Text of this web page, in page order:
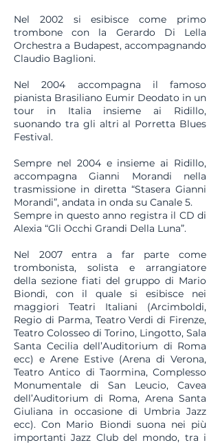
Nel 2002 si esibisce come primo
trombone con la Gerardo Di Lella
Orchestra a Budapest, accompagnando
Claudio Baglioni.
Nel 2004 accompagna il famoso
pianista Brasiliano Eumir Deodato in un
tour in Italia insieme ai Ridillo,
suonando tra gli altri al Porretta Blues
Festival.
Sempre nel 2004 e insieme ai Ridillo,
accompagna Gianni Morandi nella
trasmissione in diretta “Stasera Gianni
Morandi”, andata in onda su Canale 5.
Sempre in questo anno registra il CD di
Alexia “Gli Occhi Grandi Della Luna”.
Nel 2007 entra a far parte come
trombonista, solista e arrangiatore
della sezione fiati del gruppo di Mario
Biondi, con il quale si esibisce nei
maggiori Teatri Italiani (Arcimboldi,
Regio di Parma, Teatro Verdi di Firenze,
Teatro Colosseo di Torino, Lingotto, Sala
Santa Cecilia dell’Auditorium di Roma
ecc) e Arene Estive (Arena di Verona,
Teatro Antico di Taormina, Complesso
Monumentale di San Leucio, Cavea
dell’Auditorium di Roma, Arena Santa
Giuliana in occasione di Umbria Jazz
ecc). Con Mario Biondi suona nei più
importanti Jazz Club del mondo, tra i